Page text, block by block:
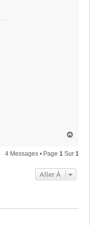
u
t
4 Messages • Page 1 Sur 1
Aller À